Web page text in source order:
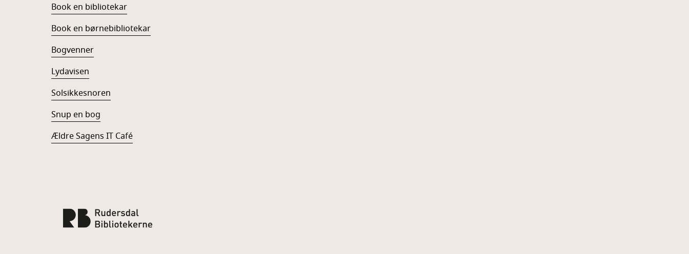
Book en bibliotekar
Book en børnebibliotekar
Bogvenner
Lydavisen
Solsikkesnoren
Snup en bog
Ældre Sagens IT Café